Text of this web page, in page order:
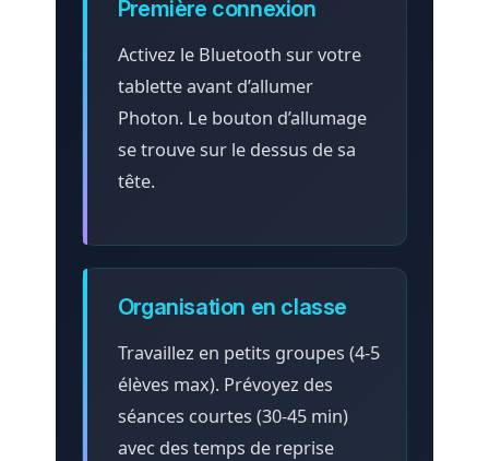
Première connexion
Activez le Bluetooth sur votre
tablette avant d’allumer
Photon. Le bouton d’allumage
se trouve sur le dessus de sa
tête.
Organisation en classe
Travaillez en petits groupes (4-5
élèves max). Prévoyez des
séances courtes (30-45 min)
avec des temps de reprise